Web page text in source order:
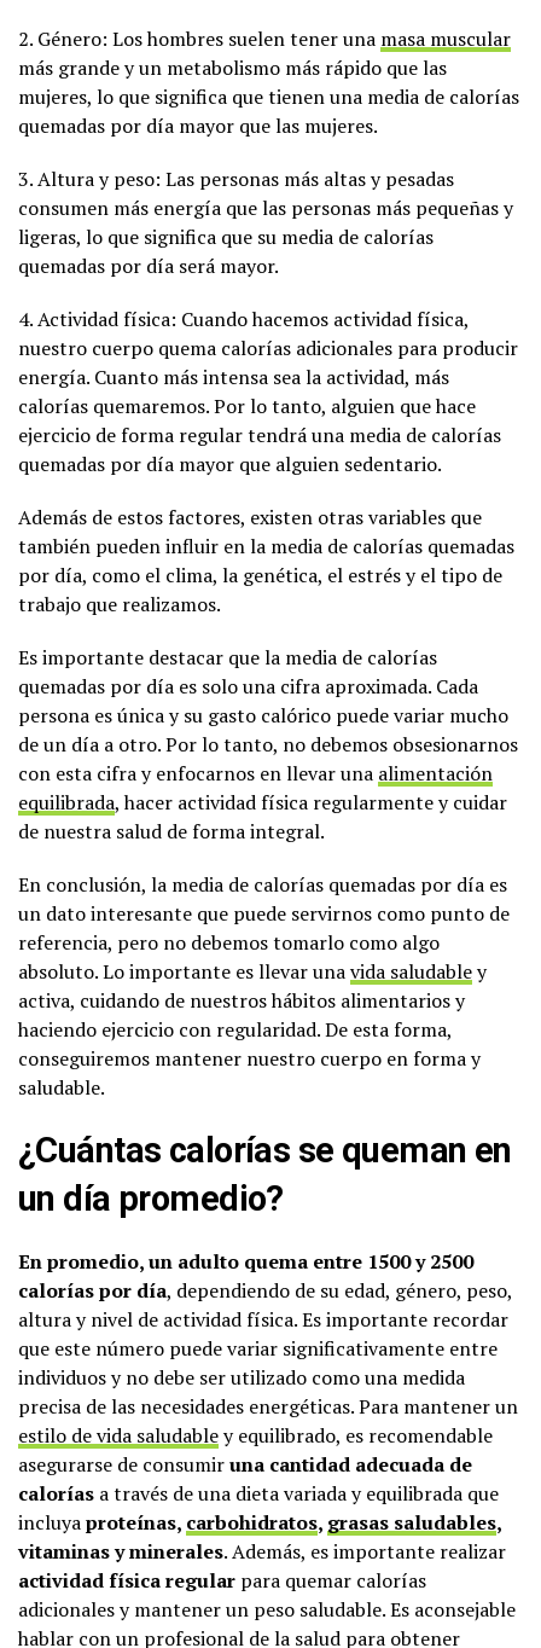
2. Género: Los hombres suelen tener una masa muscular
más grande y un metabolismo más rápido que las
mujeres, lo que significa que tienen una media de calorías
quemadas por día mayor que las mujeres.
3. Altura y peso: Las personas más altas y pesadas
consumen más energía que las personas más pequeñas y
ligeras, lo que significa que su media de calorías
quemadas por día será mayor.
4. Actividad física: Cuando hacemos actividad física,
nuestro cuerpo quema calorías adicionales para producir
energía. Cuanto más intensa sea la actividad, más
calorías quemaremos. Por lo tanto, alguien que hace
ejercicio de forma regular tendrá una media de calorías
quemadas por día mayor que alguien sedentario.
Además de estos factores, existen otras variables que
también pueden influir en la media de calorías quemadas
por día, como el clima, la genética, el estrés y el tipo de
trabajo que realizamos.
Es importante destacar que la media de calorías
quemadas por día es solo una cifra aproximada. Cada
persona es única y su gasto calórico puede variar mucho
de un día a otro. Por lo tanto, no debemos obsesionarnos
con esta cifra y enfocarnos en llevar una alimentación
equilibrada, hacer actividad física regularmente y cuidar
de nuestra salud de forma integral.
En conclusión, la media de calorías quemadas por día es
un dato interesante que puede servirnos como punto de
referencia, pero no debemos tomarlo como algo
absoluto. Lo importante es llevar unavida saludabley
activa, cuidando de nuestros hábitos alimentarios y
haciendo ejercicio con regularidad. De esta forma,
conseguiremos mantener nuestro cuerpo en forma y
saludable.
¿Cuántas calorías se queman en
un día promedio?
En promedio, un adulto quema entre 1500 y 2500
calorías por día, dependiendo de su edad, género, peso,
altura y nivel de actividad física. Es importante recordar
que este número puede variar significativamente entre
individuos y no debe ser utilizado como una medida
precisa de las necesidades energéticas. Para mantener un
estilo de vida saludabley equilibrado, es recomendable
asegurarse de consumiruna cantidad adecuada de
calorías a través de una dieta variada y equilibrada que
incluyaproteínas, carbohidratos, grasas saludables,
vitaminas y minerales. Además, es importante realizar
actividad física regular para quemar calorías
adicionales y mantener un peso saludable. Es aconsejable
hablar con un profesional de la salud para obtener